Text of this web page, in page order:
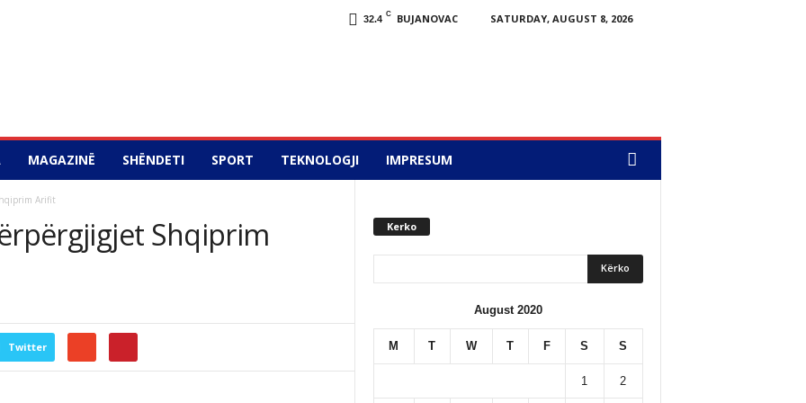
32.4 C BUJANOVAC
SATURDAY, AUGUST 8, 2026
MAGAZINË SHËNDETI SPORT TEKNOLOGJI IMPRESUM
Arifit
Shqiprim
Twitter
Kerko
August 2020
M T W T F S S
1 2